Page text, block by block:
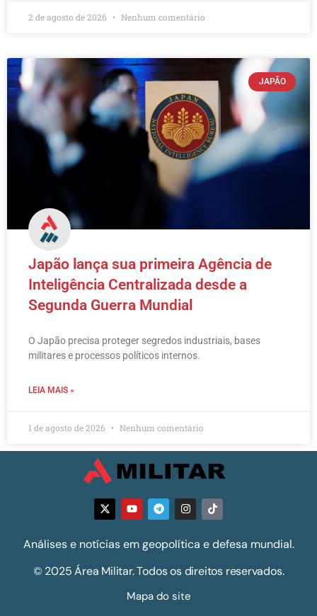
2 de agosto de 2026 Nenhum comentário
JAPÃO
Japão lança sua primeira Agência de
Inteligência Centralizada desde a
Segunda Guerra Mundial
O Japão precisa proteger segredos industriais, bases
militares e processos políticos internos.
LEIA MAIS »
1 de agosto de 2026 Nenhum comentário
Análises e notícias em geopolítica e defesa mundial.
© 2025 Área Militar. Todos os direitos reservados.
Mapa do site